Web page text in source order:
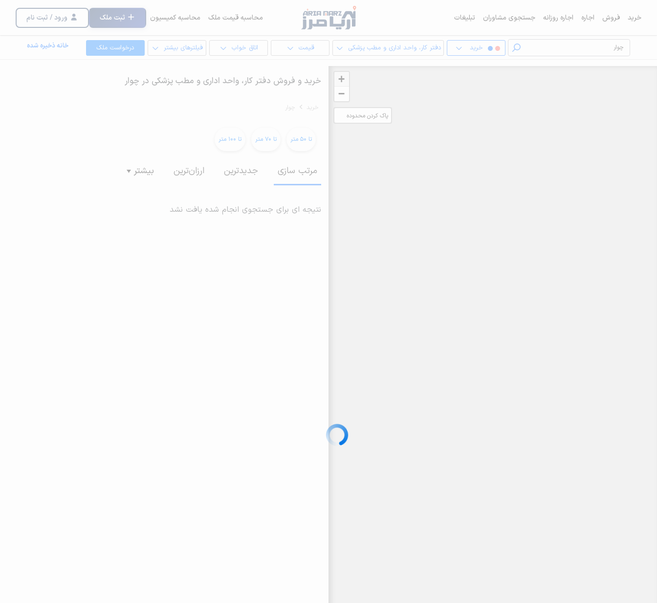
خرید فروش اجاره اجاره روزانه جستجوی مشاوران تبلیغات محاسبه قیمت ملک محاسبه کمیسیون ثبت ملک ورود / ثبت نام
خرید دفتر کار، واحد اداری و مطب پزشکی قیمت اتاق خواب فیلترهای بیشتر درخواست ملک خانه ذخیره شده
+
−
پاک کردن محدوده
خرید و فروش دفتر کار، واحد اداری و مطب پزشکی در چوار
خرید چوار
تا 50 متر تا 70 متر تا 100 متر
مرتب سازی جدیدترین ارزان‌ترین بیشتر
نتیجه ای برای جستجوی انجام شده یافت نشد